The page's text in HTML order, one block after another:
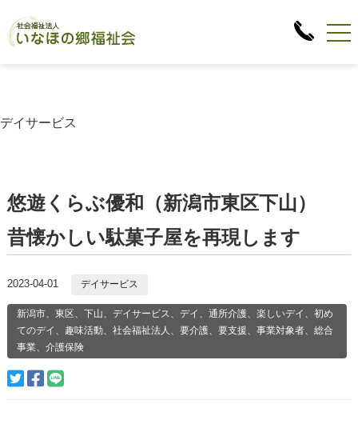
デイサービス
悠遊くらぶ優和（新潟市東区下山）
昔懐かしい駄菓子屋を再現します
2023-04-01 デイサービス
新潟市、東区、下山、デイサービス、デイ、通所介護、楽しいデイ、初め
てのデイ、趣味活動、社会福祉法人、要介護、要支援、事業対象者、総合
事業、介護保険